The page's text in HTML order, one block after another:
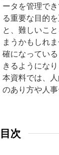
ータを管理で
る重要な目的
と、難しいこ
まうかもしれ
確になってい
きるようになり
本資料では、
のあり方や人
目次